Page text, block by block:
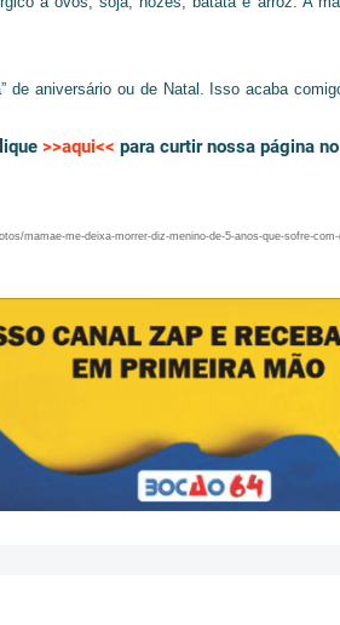
de aniversário ou de Natal. Isso acaba
>>aqui<< para curtir nossa página
mamae-me-deixa-morrer-diz-menino-de-5-anos-que-sofre-